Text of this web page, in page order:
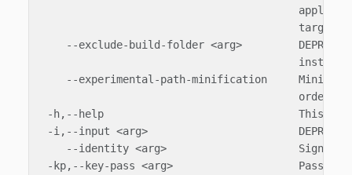
                                         target
--exclude-build-folder <arg>
                                         instead
--experimental-path-minification
order
-h,--help                               This help
-i,--input <arg>
--identity <arg>                     Sign
-kp,--key-pass <arg>                    Password